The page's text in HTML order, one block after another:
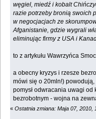
węgiel, miedź i kobalt
razie potrzeby bronią swoich
w negocjacjach ze
Afganistanie, gdzie wygrali
eliminując firmy z USA i
to z artykułu Wawrzyńca
a obecny kryzys i rzesze
mówi się o 20mln!)
pomysł odwracania uwagi
bezrobotnym - wojna na
« Ostatnia zmiana: Maja 07, 2010,